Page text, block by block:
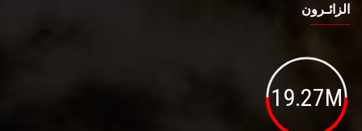
الزائـرون
19.27M